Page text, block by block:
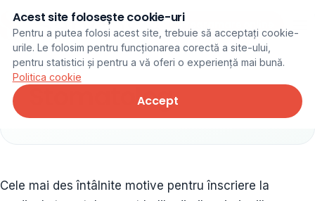
Programare online
Stomatolog
Cele mai des întâlnite motive pentru înscriere la
Acest site folosește cookie-uri
Pentru a putea folosi acest site, trebuie să acceptați cookie-
urile. Le folosim pentru funcționarea corectă a site-ului,
pentru statistici și pentru a vă oferi o experiență mai bună.
Politica cookie
Accept